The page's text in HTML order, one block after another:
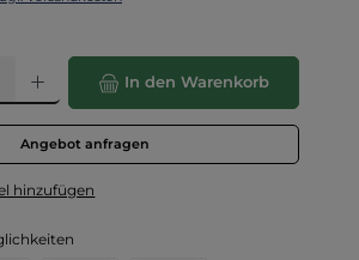
den gewünschten Wert ein oder benutze die
In den Warenkorb
Angebot anfragen
hinzufügen